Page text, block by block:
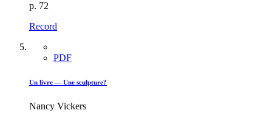
p. 72
Record
PDF
Un livre — Une sculpture?
Nancy Vickers